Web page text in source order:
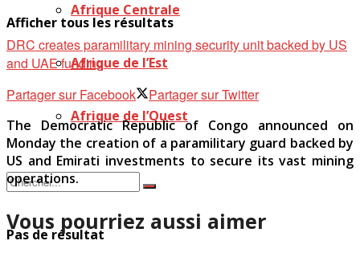
Afficher tous les résultats
Afrique Centrale
Afrique de l’Est
Afrique de l’Ouest
Pas de résultat
DRC creates paramilitary mining security unit backed by US
and UAE funding
Partager sur Facebook
Partager sur Twitter
The Democratic Republic of Congo announced on
Monday the creation of a paramilitary guard backed by
US and Emirati investments to secure its vast mining
operations.
Vous pourriez aussi aimer